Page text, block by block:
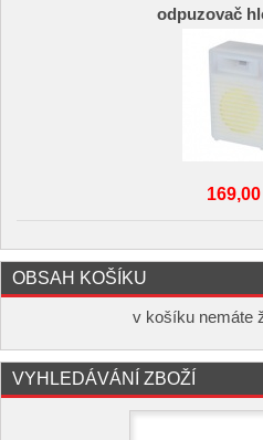
odpuzovač
OBSAH KOŠÍKU
v košíku nemáte
VYHLEDÁVÁNÍ ZBOŽÍ